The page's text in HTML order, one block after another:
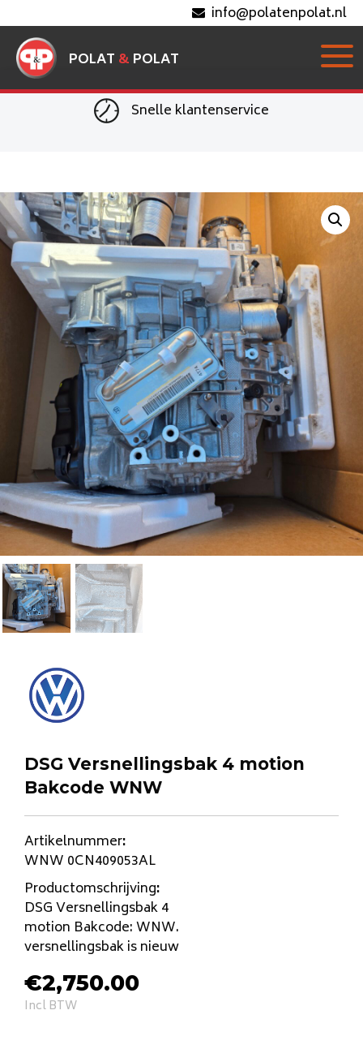
info@polatenpolat.nl
POLAT & POLAT
Snelle klantenservice
DSG Versnellingsbak 4 motion
Bakcode WNW
Artikelnummer:
WNW 0CN409053AL
Productomschrijving:
DSG Versnellingsbak 4
motion Bakcode: WNW.
versnellingsbak is nieuw
€2,750.00
Incl BTW